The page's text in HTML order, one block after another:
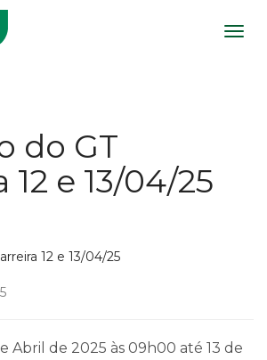
do GT
12 e 13/04/25
Abril de 2025 às 09h00 até 13 de